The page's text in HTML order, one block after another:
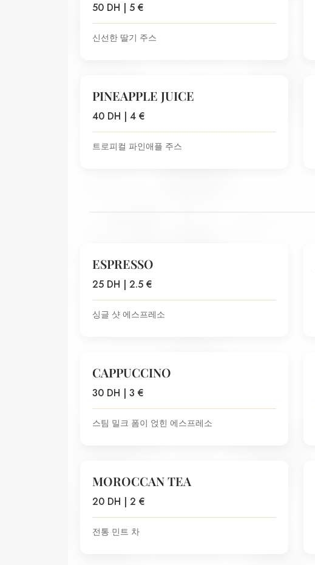
50 DH | 5 €
신선한 딸기 주스
PINEAPPLE JUICE
40 DH | 4 €
트로피컬 파인애플 주스
ESPRESSO
25 DH | 2.5 €
싱글 샷 에스프레소
CAPPUCCINO
30 DH | 3 €
스팀 밀크 폼이 얹힌 에스프레소
MOROCCAN TEA
20 DH | 2 €
전통 민트 차